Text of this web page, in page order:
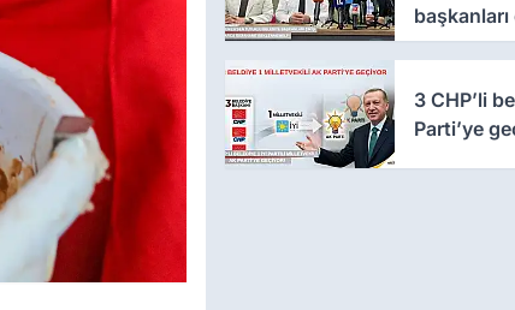
başkanları
'Yıllarca
3 CHP’li
Parti’ye